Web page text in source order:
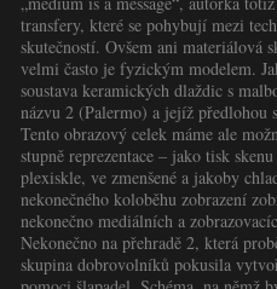
transfery, které se pohybují mezi
skutečností. Ovšem ani materiálová
velmi často je fyzickým modelem.
soustava keramických dlaždic s
názvu 2 (Palermo) a jejíž předlohou
Tento obrazový celek máme ale
stupně reprezentace – jako tisk
plexiskle, ve zmenšené a jakoby
nekonečného koloběhu zobrazení
nekonečno mediálních a
Nekonečno na přehradě 2, která
skupina dobrovolníků pokusila